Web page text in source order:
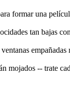
formar una
tan bajas
empañadas
mojados -- trate